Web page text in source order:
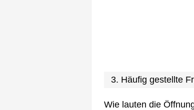
3. Häufig gestellte
Wie lauten die